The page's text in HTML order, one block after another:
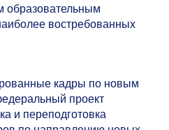
образовательным
востребованных
кадры по новым
проект
и переподготовка